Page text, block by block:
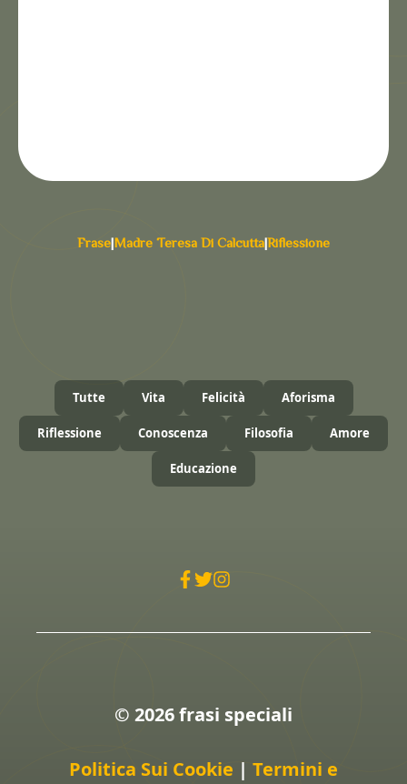
Frase|Madre Teresa Di Calcutta|Riflessione
Tutte Vita Felicità Aforisma
Riflessione Conoscenza Filosofia Amore
Educazione
© 2026 frasi speciali
Politica Sui Cookie | Termini e